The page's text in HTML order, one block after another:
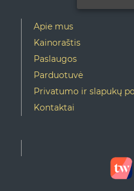
Apie mus
Kainoraštis
Paslaugos
Parduotuvė
Privatumo ir slapukų
Kontaktai